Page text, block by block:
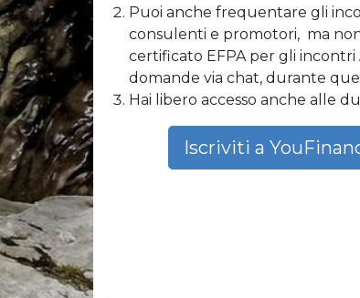
Puoi anche frequentare gli
consulenti e promotori, ma
certificato EFPA per gli incontri
domande via chat, durante
Hai libero accesso anche alle
Iscriviti a